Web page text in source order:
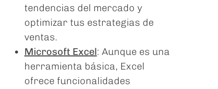
tendencias del mercado y
optimizar tus estrategias de
ventas.
Microsoft Excel: Aunque es una
herramienta básica, Excel
ofrece funcionalidades